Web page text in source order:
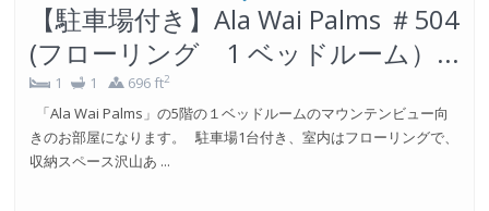
【駐車場付き】Ala Wai Palms ＃504
(フローリング 1 ベッドルーム）...
1 1 696 ft2
「Ala Wai Palms」の5階の１ベッドルームのマウンテンビュー向
きのお部屋になります。 駐車場1台付き、室内はフローリングで、
収納スペース沢山あ ...